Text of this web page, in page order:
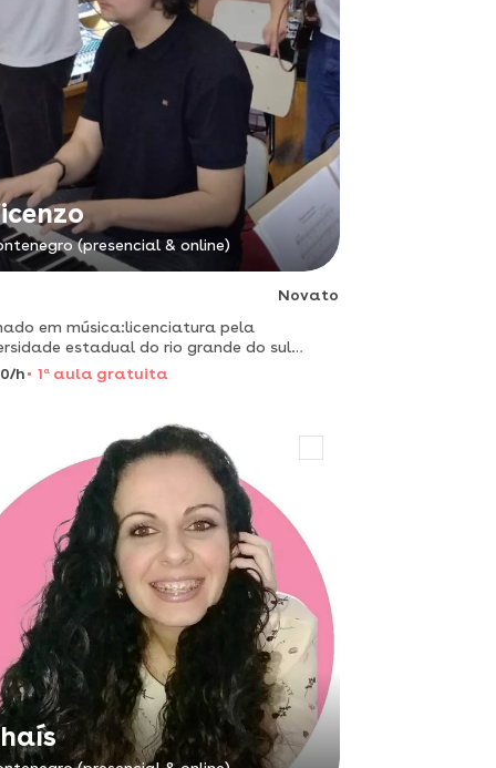
(presencial & online)
Novato
em música:licenciatura pela
estadual do rio grande do sul
em 2020, com ênfase em piano. já atuou
professor de ensino fundamental e com
h 1 aaula gratuita